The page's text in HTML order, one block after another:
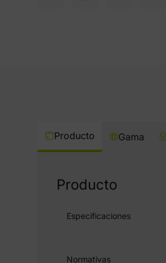
Producto Gama
Producto
Especificaciones
Normativas